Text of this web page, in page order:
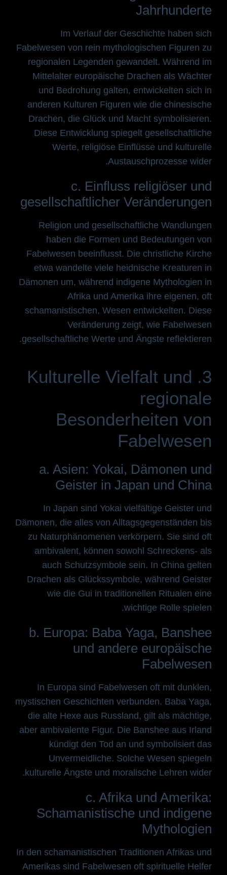
Jahrhunderte
Im Verlauf der Geschichte haben sich
Fabelwesen von rein mythologischen Figuren zu
regionalen Legenden gewandelt. Während im
Mittelalter europäische Drachen als Wächter
und Bedrohung galten, entwickelten sich in
anderen Kulturen Figuren wie die chinesische
Drachen, die Glück und Macht symbolisieren.
Diese Entwicklung spiegelt gesellschaftliche
Werte, religiöse Einflüsse und kulturelle
Austauschprozesse wider.
c. Einfluss religiöser und
gesellschaftlicher Veränderungen
Religion und gesellschaftliche Wandlungen
haben die Formen und Bedeutungen von
Fabelwesen beeinflusst. Die christliche Kirche
etwa wandelte viele heidnische Kreaturen in
Dämonen um, während indigene Mythologien in
Afrika und Amerika ihre eigenen, oft
schamanistischen, Wesen entwickelten. Diese
Veränderung zeigt, wie Fabelwesen
gesellschaftliche Werte und Ängste reflektieren.
3. Kulturelle Vielfalt und
regionale
Besonderheiten von
Fabelwesen
a. Asien: Yokai, Dämonen und
Geister in Japan und China
In Japan sind Yokai vielfältige Geister und
Dämonen, die alles von Alltagsgegenständen bis
zu Naturphänomenen verkörpern. Sie sind oft
ambivalent, können sowohl Schreckens- als
auch Schutzsymbole sein. In China gelten
Drachen als Glückssymbole, während Geister
wie die Gui in traditionellen Ritualen eine
wichtige Rolle spielen.
b. Europa: Baba Yaga, Banshee
und andere europäische
Fabelwesen
In Europa sind Fabelwesen oft mit dunklen,
mystischen Geschichten verbunden. Baba Yaga,
die alte Hexe aus Russland, gilt als mächtige,
aber ambivalente Figur. Die Banshee aus Irland
kündigt den Tod an und symbolisiert das
Unvermeidliche. Solche Wesen spiegeln
kulturelle Ängste und moralische Lehren wider.
c. Afrika und Amerika:
Schamanistische und indigene
Mythologien
In den schamanistischen Traditionen Afrikas und
Amerikas sind Fabelwesen oft spirituelle Helfer